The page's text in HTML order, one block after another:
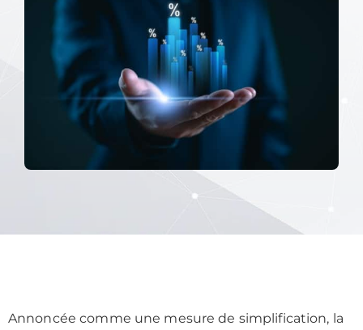
Annoncée comme une mesure de simplification, la